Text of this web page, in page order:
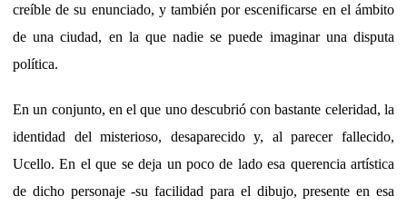
creíble de su enunciado, y también por escenificarse en el ámbito
de una ciudad, en la que nadie se puede imaginar una disputa
política.
En un conjunto, en el que uno descubrió con bastante celeridad, la
identidad del misterioso, desaparecido y, al parecer fallecido,
Ucello. En el que se deja un poco de lado esa querencia artística
de dicho personaje -su facilidad para el dibujo, presente en esa